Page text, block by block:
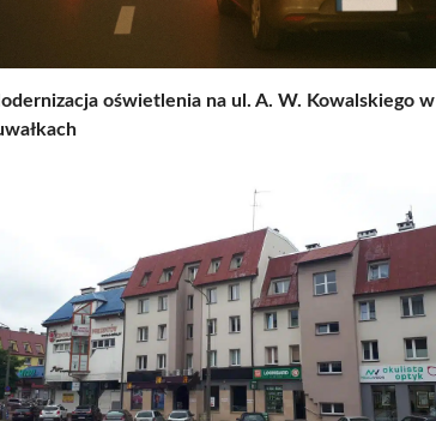
oświetlenia na ul. A. W. Kowalskiego w